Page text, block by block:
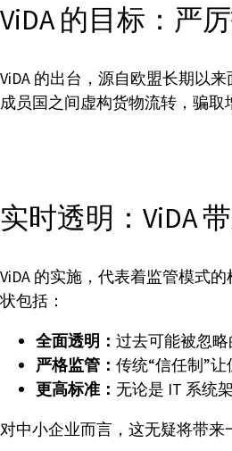
ViDA 的目标：严
ViDA 的出台，源自欧盟长期以
成员国之间虚构货物流转，骗取
实时透明：ViDA
ViDA 的实施，代表着监管模式
状包括：
全面透明： 过去可能被忽
严格监管： 传统“信任制”
更高标准： 无论是 IT 系统
对中小企业而言，这无疑将带来